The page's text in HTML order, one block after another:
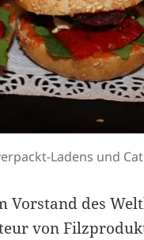
Ladens und
Vorstand des
von